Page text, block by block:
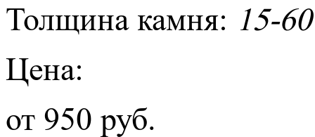
Толщина камня: 15-
Цена:
от 950 руб.